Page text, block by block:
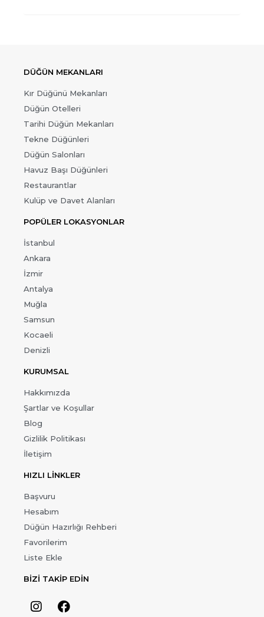
DÜĞÜN MEKANLARI
Kır Düğünü Mekanları
Düğün Otelleri
Tarihi Düğün Mekanları
Tekne Düğünleri
Düğün Salonları
Havuz Başı Düğünleri
Restaurantlar
Kulüp ve Davet Alanları
POPÜLER LOKASYONLAR
İstanbul
Ankara
İzmir
Antalya
Muğla
Samsun
Kocaeli
Denizli
KURUMSAL
Hakkımızda
Şartlar ve Koşullar
Blog
Gizlilik Politikası
İletişim
HIZLI LİNKLER
Başvuru
Hesabım
Düğün Hazırlığı Rehberi
Favorilerim
Liste Ekle
BİZİ TAKİP EDİN